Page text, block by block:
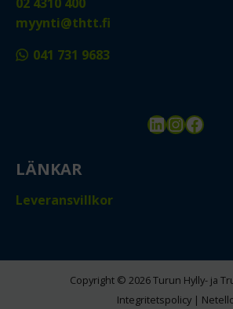
02 4310 400
myynti@thtt.fi
041 731 9683
LinkedIn
LÄNKAR
Leveransvillkor
Copyright © 2026 Turun Hylly- ja
Integritetspolicy|